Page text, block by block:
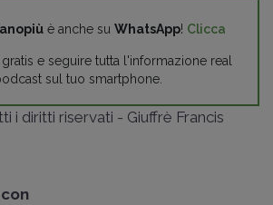
è anche su WhatsApp! Clicca
e seguire tutta l'informazione real
sul tuo smartphone.
i diritti riservati - Giuffrè Francis